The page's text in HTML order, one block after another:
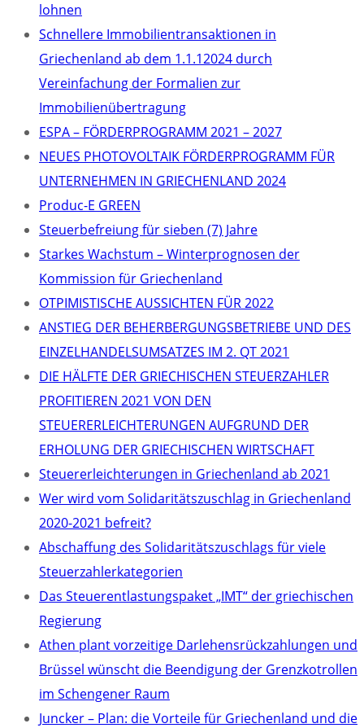
lohnen
Schnellere Immobilientransaktionen in
Griechenland ab dem 1.1.12024 durch
Vereinfachung der Formalien zur
Immobilienübertragung
ΕSPA – FÖRDERPROGRAMM 2021 – 2027
NEUES PHOTOVOLTAIK FÖRDERPROGRAMM FÜR
UNTERNEHMEN IN GRIECHENLAND 2024
Produc-E GREEN
Steuerbefreiung für sieben (7) Jahre
Starkes Wachstum – Winterprognosen der
Kommission für Griechenland
OTPIMISTISCHE AUSSICHTEN FÜR 2022
ANSTIEG DER BEHERBERGUNGSBETRIEBE UND DES
EINZELHANDELSUMSATZES IM 2. QT 2021
DIE HÄLFTE DER GRIECHISCHEN STEUERZAHLER
PROFITIEREN 2021 VON DEN
STEUERERLEICHTERUNGEN AUFGRUND DER
ERHOLUNG DER GRIECHISCHEN WIRTSCHAFT
Steuererleichterungen in Griechenland ab 2021
Wer wird vom Solidaritätszuschlag in Griechenland
2020-2021 befreit?
Abschaffung des Solidaritätszuschlags für viele
Steuerzahlerkategorien
Das Steuerentlastungspaket „IMT“ der griechischen
Regierung
Athen plant vorzeitige Darlehensrückzahlungen und
Brüssel wünscht die Beendigung der Grenzkotrollen
im Schengener Raum
Juncker – Plan: die Vorteile für Griechenland und die